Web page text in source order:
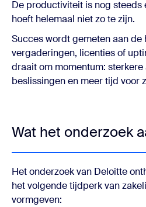
De productiviteit is nog steeds
hoeft helemaal niet zo te zijn.
Succes wordt gemeten aan de
vergaderingen, licenties of
draait om momentum:
beslissingen en meer tijd voor
Wat het onderzoek
Het onderzoek van Deloitte
het volgende tijdperk van
vormgeven: